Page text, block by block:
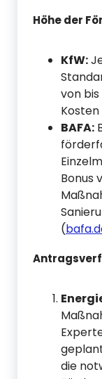
Höhe der
KfW:
von
BAFA:
Bonus
(
die